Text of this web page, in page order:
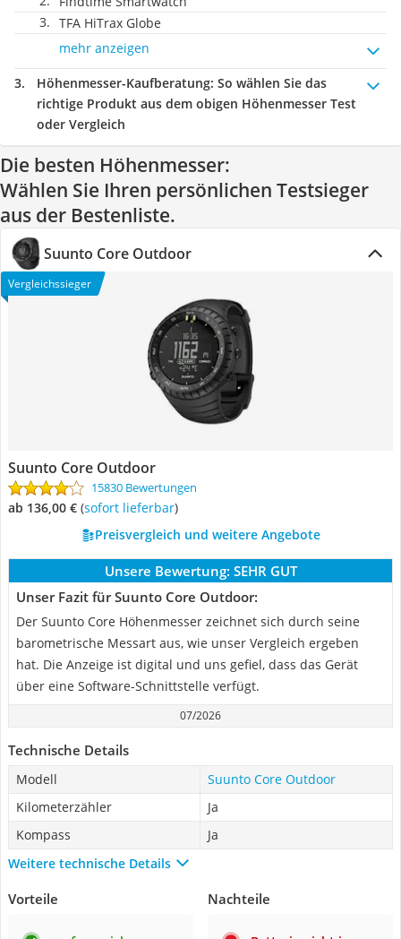
TFA HiTrax Globe
mehr anzeigen
Höhenmesser-Kaufberatung: So wählen Sie das
richtige Produkt aus dem obigen Höhenmesser Test
oder Vergleich
Die besten Höhenmesser:
Wählen Sie Ihren persönlichen Testsieger
aus der Bestenliste.
Suunto Core Outdoor
Vergleichssieger
Suunto Core Outdoor
15830 Bewertungen
ab 136,00 € ( Sofort lieferbar)
Preisvergleich und weitere Angebote
Unsere Bewertung: SEHR GUT
Unser Fazit für Suunto Core Outdoor:
Der Suunto Core Höhenmesser zeichnet sich durch seine
barometrische Messart aus, wie unser Vergleich ergeben
hat. Die Anzeige ist digital und uns gefiel, dass das Gerät
über eine Software-Schnittstelle verfügt.
07/2026
Technische Details
Modell
Suunto Core Outdoor
Kilometerzähler
Ja
Kompass
Ja
Weitere technische Details
Vorteile Nachteile